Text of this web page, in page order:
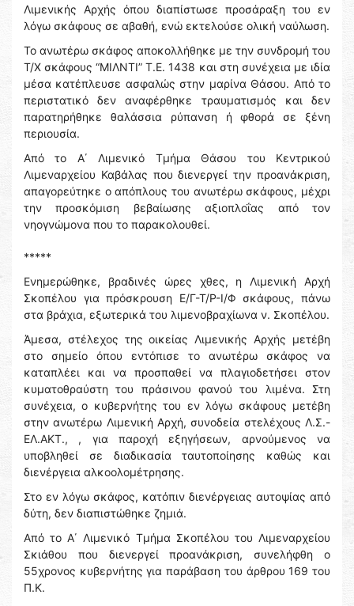
Λιμενικής Αρχής όπου διαπίστωσε προσάραξη του εν
λόγω σκάφους σε αβαθή, ενώ εκτελούσε ολική ναύλωση.
Το ανωτέρω σκάφος αποκολλήθηκε με την συνδρομή του
Τ/Χ σκάφους “ΜΙΛΝΤΙ” Τ.Ε. 1438 και στη συνέχεια με ιδία
μέσα κατέπλευσε ασφαλώς στην μαρίνα Θάσου. Από το
περιστατικό δεν αναφέρθηκε τραυματισμός και δεν
παρατηρήθηκε θαλάσσια ρύπανση ή φθορά σε ξένη
περιουσία.
Από το Α΄ Λιμενικό Τμήμα Θάσου του Κεντρικού
Λιμεναρχείου Καβάλας που διενεργεί την προανάκριση,
απαγορεύτηκε ο απόπλους του ανωτέρω σκάφους, μέχρι
την προσκόμιση βεβαίωσης αξιοπλοΐας από τον
νηογνώμονα που το παρακολουθεί.
*****
Ενημερώθηκε, βραδινές ώρες χθες, η Λιμενική Αρχή
Σκοπέλου για πρόσκρουση Ε/Γ-Τ/Ρ-Ι/Φ σκάφους, πάνω
στα βράχια, εξωτερικά του λιμενοβραχίωνα ν. Σκοπέλου.
Άμεσα, στέλεχος της οικείας Λιμενικής Αρχής μετέβη
στο σημείο όπου εντόπισε το ανωτέρω σκάφος να
καταπλέει και να προσπαθεί να πλαγιοδετήσει στον
κυματοθραύστη του πράσινου φανού του λιμένα. Στη
συνέχεια, ο κυβερνήτης του εν λόγω σκάφους μετέβη
στην ανωτέρω Λιμενική Αρχή, συνοδεία στελέχους Λ.Σ.-
ΕΛ.ΑΚΤ., , για παροχή εξηγήσεων, αρνούμενος να
υποβληθεί σε διαδικασία ταυτοποίησης καθώς και
διενέργεια αλκοολομέτρησης.
Στο εν λόγω σκάφος, κατόπιν διενέργειας αυτοψίας από
δύτη, δεν διαπιστώθηκε ζημιά.
Από το Α΄ Λιμενικό Τμήμα Σκοπέλου του Λιμεναρχείου
Σκιάθου που διενεργεί προανάκριση, συνελήφθη ο
55χρονος κυβερνήτης για παράβαση του άρθρου 169 του
Π.Κ.